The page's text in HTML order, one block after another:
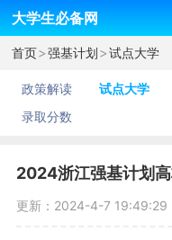
大学生必备网
首页>强基计划>试点大学
政策解读 试点大学
录取分数
2024浙江强基计划
更新：2024-4-7 19:49:29